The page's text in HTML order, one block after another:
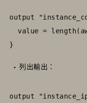
output
value =
}
列出輸出：
output